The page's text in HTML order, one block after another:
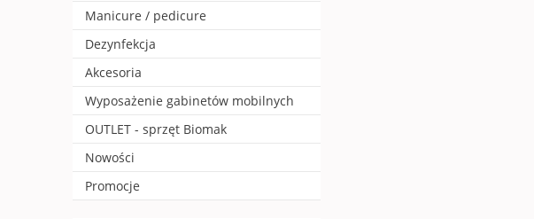
Manicure / pedicure
Dezynfekcja
Akcesoria
Wyposażenie gabinetów mobilnych
OUTLET - sprzęt Biomak
Nowości
Promocje